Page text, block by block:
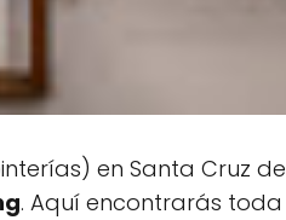
en Santa Cruz de
. Aquí encontrarás toda